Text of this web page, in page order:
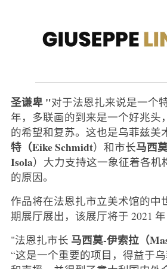
圣谦卑 "对于法恩扎来说是一个
年，多联画的到来是一个好兆头
的希望和复苏。这也是乌菲兹美
特（Eike Schmidt）和市长马西
Isola）大力支持这一象征着各机
的原因。
作品将在法恩扎市立美术馆的中
期展厅展出，该展厅将于 2021 年
"法恩扎市长 马西莫-伊索拉（
“这是一个重要的项目，得益于